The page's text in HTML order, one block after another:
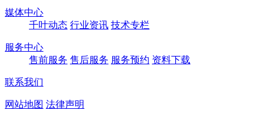
媒体中心
千叶动态 行业资讯 技术专栏
服务中心
售前服务 售后服务 服务预约 资料下载
联系我们
网站地图 法律声明